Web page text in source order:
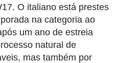
O italiano está prestes
na categoria ao
um ano de estreia
natural de
mas também por